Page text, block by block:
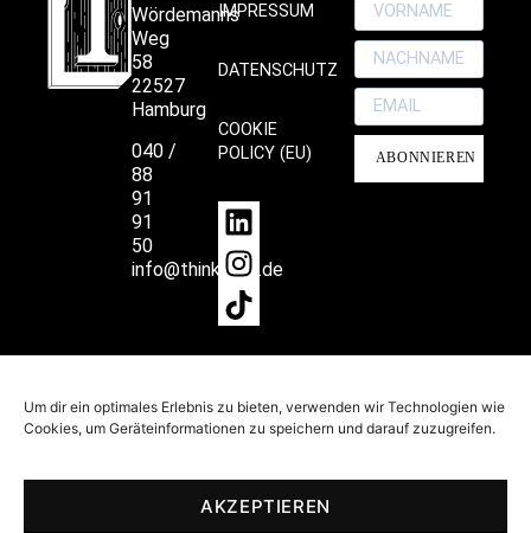
Um dir ein optimales Erlebnis zu bieten, verwenden wir Technologien wie
Cookies, um Geräteinformationen zu speichern und darauf zuzugreifen.
AKZEPTIEREN
Wördemanns
Weg
58
22527
Hamburg
040 /
88
91
91
50
info@thinkprint.de
IMPRESSUM
DATENSCHUTZ
COOKIE
POLICY (EU)
ABONNIEREN
Making Print cool again since 2000.